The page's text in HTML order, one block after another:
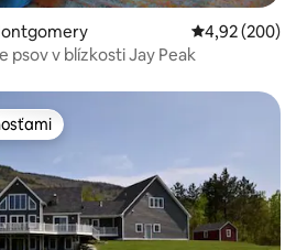
Priemerné
4,92 (200)
psov v blízkosti Jay Peak
hosťami